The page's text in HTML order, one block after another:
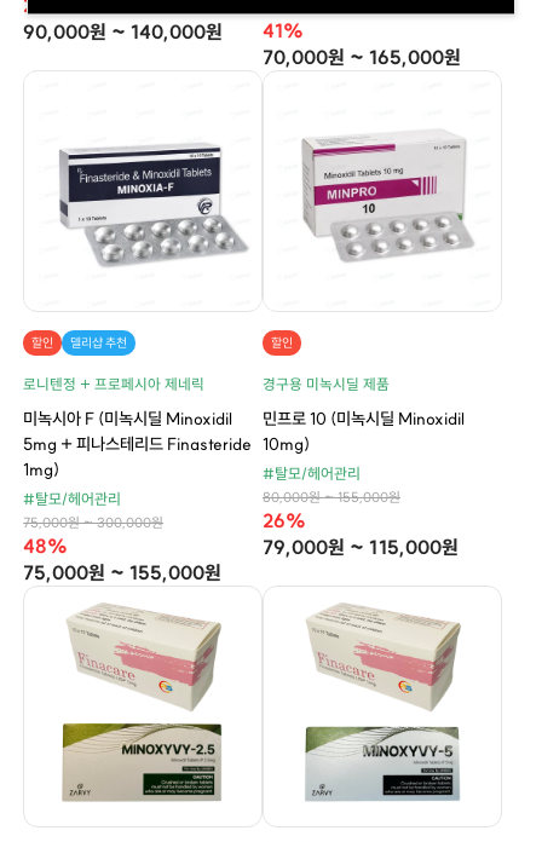
90,000원 ~ 140,000원
41%
70,000원 ~ 165,000원
할인 델리샵 추천
로니텐정 + 프로페시아 제네릭
미녹시아 F (미녹시딜 Minoxidil
5mg + 피나스테리드 Finasteride
1mg)
#탈모/헤어관리
75,000원 ~ 300,000원
48%
75,000원 ~ 155,000원
할인
경구용 미녹시딜 제품
민프로 10 (미녹시딜 Minoxidil
10mg)
#탈모/헤어관리
80,000원 ~ 155,000원
26%
79,000원 ~ 115,000원